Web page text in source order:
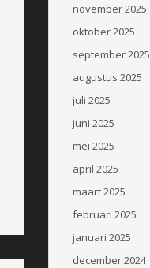
november 2025
oktober 2025
september 2025
augustus 2025
juli 2025
juni 2025
mei 2025
april 2025
maart 2025
februari 2025
januari 2025
december 2024